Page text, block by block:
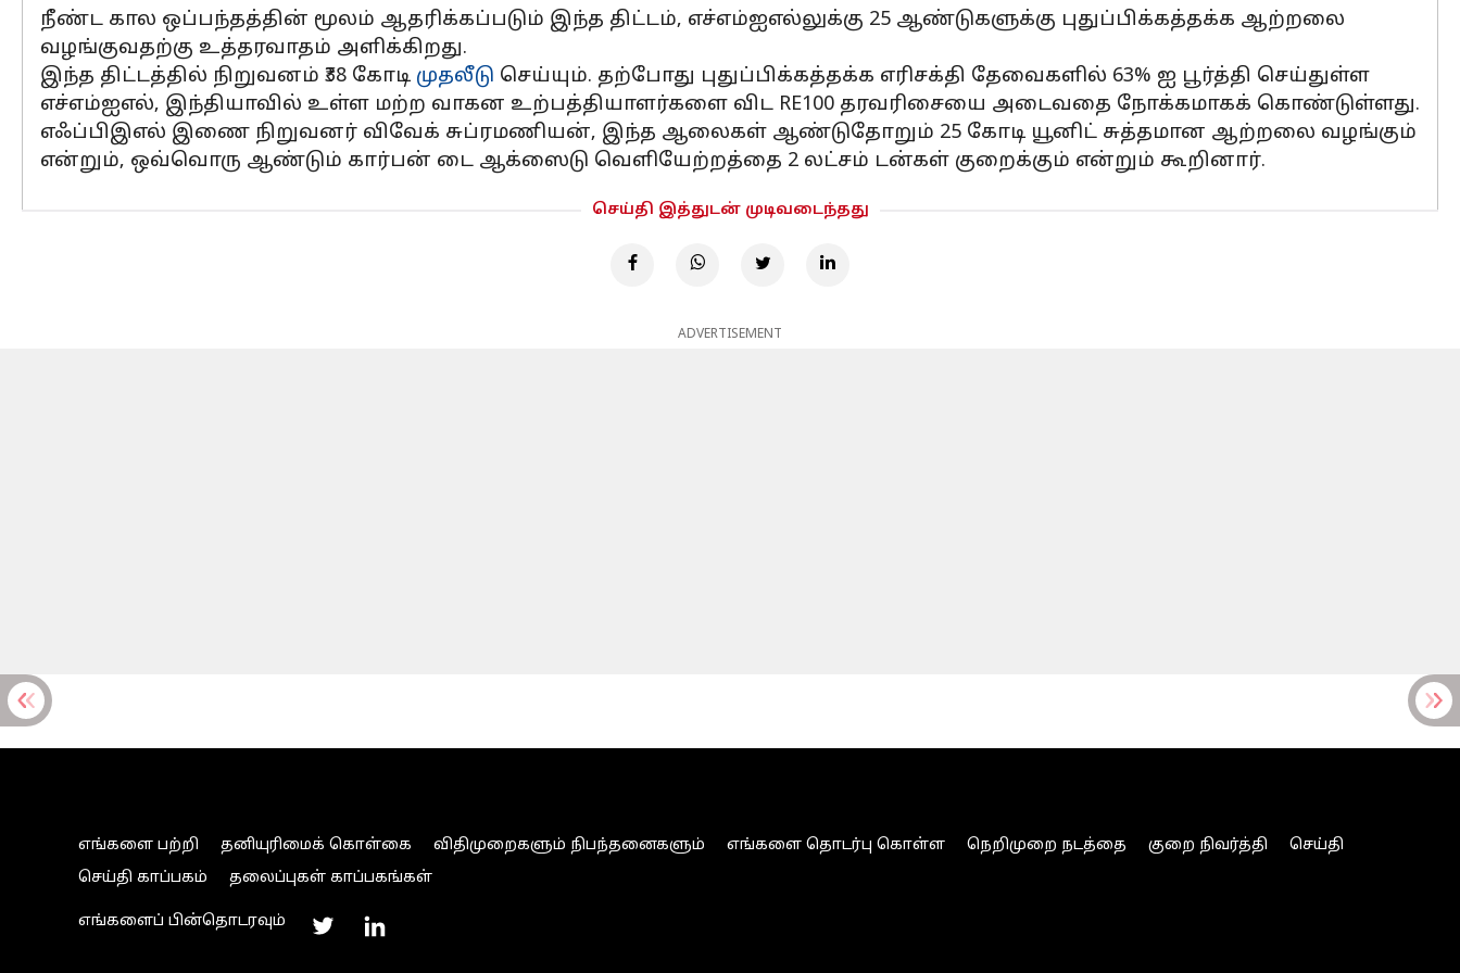
நீண்ட கால ஒப்பந்தத்தின் மூலம் ஆதரிக்கப்படும் இந்த திட்டம், எச்எம்ஐஎல்லுக்கு 25 ஆண்டுகளுக்கு புதுப்பிக்கத்தக்க ஆற்றலை
வழங்குவதற்கு உத்தரவாதம் அளிக்கிறது.
இந்த திட்டத்தில் நிறுவனம் ₹38 கோடி முதலீடு செய்யும். தற்போது புதுப்பிக்கத்தக்க எரிசக்தி தேவைகளில் 63% ஐ பூர்த்தி செய்துள்ள
எச்எம்ஐஎல், இந்தியாவில் உள்ள மற்ற வாகன உற்பத்தியாளர்களை விட RE100 தரவரிசையை அடைவதை நோக்கமாகக் கொண்டுள்ளது.
எஃப்பிஇஎல் இணை நிறுவனர் விவேக் சுப்ரமணியன், இந்த ஆலைகள் ஆண்டுதோறும் 25 கோடி யூனிட் சுத்தமான ஆற்றலை வழங்கும்
என்றும், ஒவ்வொரு ஆண்டும் கார்பன் டை ஆக்ஸைடு வெளியேற்றத்தை 2 லட்சம் டன்கள் குறைக்கும் என்றும் கூறினார்.
செய்தி இத்துடன் முடிவடைந்தது
ADVERTISEMENT
எங்களை பற்றி தனியுரிமைக் கொள்கை விதிமுறைகளும் நிபந்தனைகளும் எங்களை தொடர்பு கொள்ள நெறிமுறை நடத்தை குறை நிவர்த்தி
செய்தி
செய்தி காப்பகம்
தலைப்புகள் காப்பகங்கள்
எங்களைப் பின்தொடரவும்